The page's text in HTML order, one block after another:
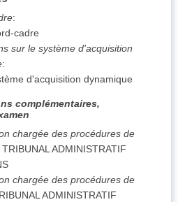
:
cadre
sur le système d'acquisition
:
d'acquisition dynamique
complémentaires,
chargée des procédures de
TRIBUNAL ADMINISTRATIF
chargée des procédures de
ADMINISTRATIF